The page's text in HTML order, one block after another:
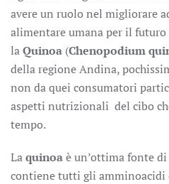
avere un ruolo nel migliorare
alimentare umana per il futuro
laQuinoa (Chenopodium
della regione Andina,
non da quei consumatori
aspetti nutrizionali del cibo
tempo.
Laquinoaè un’ottima fonte
contiene tutti gli amminoacidi